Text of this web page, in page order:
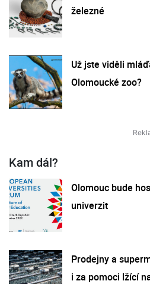
železné
Už jste viděli
Olomoucké zoo?
Kam dál?
Olomouc bude
univerzit
Prodejny a
i za pomoci lžící